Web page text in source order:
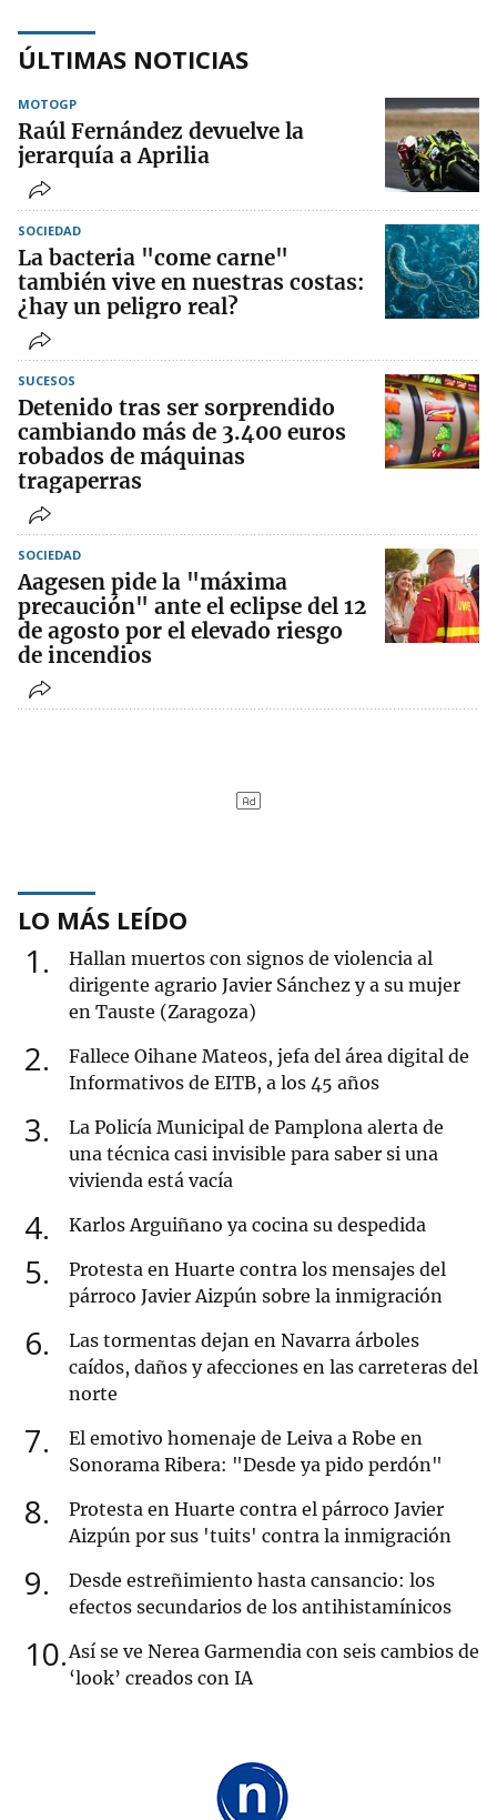
ÚLTIMAS NOTICIAS
MOTOGP
Raúl Fernández devuelve la
jerarquía a Aprilia
SOCIEDAD
La bacteria "come carne"
también vive en nuestras costas:
¿hay un peligro real?
SUCESOS
Detenido tras ser sorprendido
cambiando más de 3.400 euros
robados de máquinas
tragaperras
SOCIEDAD
Aagesen pide la "máxima
precaución" ante el eclipse del 12
de agosto por el elevado riesgo
de incendios
LO MÁS LEÍDO
1
Hallan muertos con signos de violencia al
dirigente agrario Javier Sánchez y a su mujer
en Tauste (Zaragoza)
2
Fallece Oihane Mateos, jefa del área digital de
Informativos de EITB, a los 45 años
3
La Policía Municipal de Pamplona alerta de
una técnica casi invisible para saber si una
vivienda está vacía
4 Karlos Arguiñano ya cocina su despedida
5
Protesta en Huarte contra los mensajes del
párroco Javier Aizpún sobre la inmigración
6
Las tormentas dejan en Navarra árboles
caídos, daños y afecciones en las carreteras del
norte
7
El emotivo homenaje de Leiva a Robe en
Sonorama Ribera: "Desde ya pido perdón"
8
Protesta en Huarte contra el párroco Javier
Aizpún por sus 'tuits' contra la inmigración
9
Desde estreñimiento hasta cansancio: los
efectos secundarios de los antihistamínicos
10 Así se ve Nerea Garmendia con seis cambios de
‘look’ creados con IA